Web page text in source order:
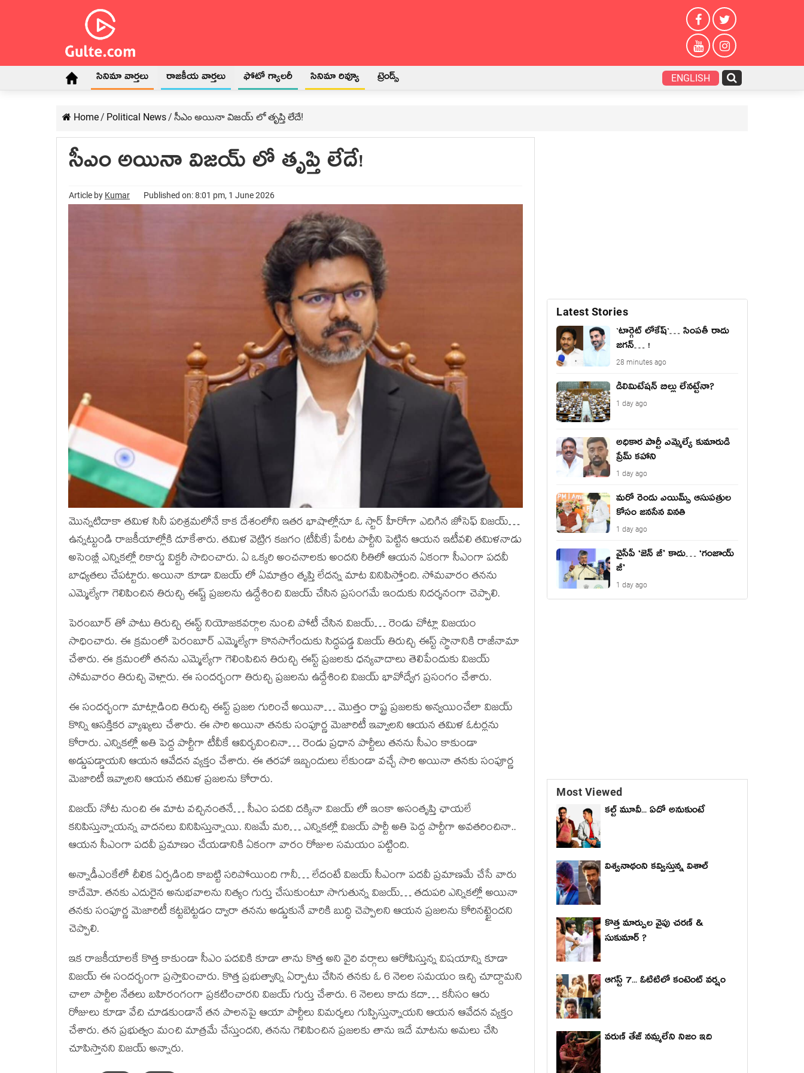
సినిమా వార్తలు రాజకీయ వార్తలు ఫోటో గ్యాలరీ సినిమా రివ్యూ ట్రెండ్స్ ENGLISH
Home/ Political News/ సీఎం అయినా విజయ్ లో తృప్తి లేదే!
సీఎం అయినా విజయ్ లో తృప్తి లేదే!
Article by Kumar Published on: 8:01 pm, 1 June 2026
మొన్నటిదాకా తమిళ సినీ పరిశ్రమలోనే కాక దేశంలోని ఇతర భాషాల్లోనూ ఓ స్టార్ హీరోగా ఎదిగిన జోసెఫ్ విజయ్…
ఉన్నట్టుండి రాజకీయాల్లోకి దూకేశారు. తమిళ వెట్రిగ కజగం (టీవీకే) పేరిట పార్టీని పెట్టిన ఆయన ఇటీవలి తమిళనాడు
అసెంబ్లీ ఎన్నికల్లో రికార్డు విక్టరీ సాదించారు. ఏ ఒక్కరి అంచనాలకు అందని రీతిలో ఆయన ఏకంగా సీఎంగా పదవీ
బాధ్యతలు చేపట్టారు. అయినా కూడా విజయ్ లో ఏమాత్రం తృప్తి లేదన్న మాట వినిపిస్తోంది. సోమవారం తనను
ఎమ్మెల్యేగా గెలిపించిన తిరుచ్చి ఈష్ట్ ప్రజలను ఉద్దేశించి విజయ్ చేసిన ప్రసంగమే ఇందుకు నిదర్శనంగా చెప్పాలి.
పెరంబూర్ తో పాటు తిరుచ్చి ఈస్ట్ నియోజకవర్గాల నుంచి పోటీ చేసిన విజయ్… రెండు చోట్లా విజయం
సాధించారు. ఈ క్రమంలో పెరంబూర్ ఎమ్మెల్యేగా కొనసాగేందుకు సిద్ధపడ్డ విజయ్ తిరుచ్చి ఈస్ట్ స్థానానికి రాజీనామా
చేశారు. ఈ క్రమంలో తనను ఎమ్మెల్యేగా గెలింపిచిన తిరుచ్చి ఈస్ట్ ప్రజలకు ధన్యవాదాలు తెలిపేందుకు విజయ్
సోమవారం తిరుచ్చి వెళ్లారు. ఈ సందర్భంగా తిరుచ్చి ప్రజలను ఉద్దేశించి విజయ్ భావోద్వేగ ప్రసంగం చేశారు.
ఈ సందర్భంగా మాట్లాడింది తిరుచ్చి ఈస్ట్ ప్రజల గురించే అయినా… మొత్తం రాష్ట్ర ప్రజలకు అన్వయించేలా విజయ్
కొన్ని ఆసక్తికర వ్యాఖ్యలు చేశారు. ఈ సారి అయినా తనకు సంపూర్ణ మెజారిటీ ఇవ్వాలని ఆయన తమిళ ఓటర్లను
కోరారు. ఎన్నికల్లో అతి పెద్ద పార్టీగా టీవీకే ఆవిర్భవించినా… రెండు ప్రధాన పార్టీలు తనను సీఎం కాకుండా
అడ్డుపడ్డాయని ఆయన ఆవేదన వ్యక్తం చేశారు. ఈ తరహా ఇబ్బందులు లేకుండా వచ్చే సారి అయినా తనకు సంపూర్ణ
మెజారిటీ ఇవ్వాలని ఆయన తమిళ ప్రజలను కోరారు.
విజయ్ నోట నుంచి ఈ మాట వచ్చినంతనే… సీఎం పదవి దక్కినా విజయ్ లో ఇంకా అసంతృప్తి ఛాయలే
కనిపిస్తున్నాయన్న వాదనలు వినిపిస్తున్నాయి. నిజమే మరి… ఎన్నికల్లో విజయ్ పార్టీ అతి పెద్ద పార్టీగా అవతరించినా..
ఆయన సీఎంగా పదవీ ప్రమాణం చేయడానికి ఏకంగా వారం రోజుల సమయం పట్టింది.
అన్నాడీఎంకేలో చీలిక ఏర్పడింది కాబట్టి సరిపోయింది గానీ… లేదంటే విజయ్ సీఎంగా పదవీ ప్రమాణమే చేసే వారు
కాదేమో. తనకు ఎదురైన అనుభవాలను నిత్యం గుర్తు చేసుకుంటూ సాగుతున్న విజయ్… తదుపరి ఎన్నికల్లో అయినా
తనకు సంపూర్ణ మెజారిటీ కట్టబెట్టడం ద్వారా తనను అడ్డుకునే వారికి బుద్ధి చెప్పాలని ఆయన ప్రజలను కోరినట్టైందని
చెప్పాలి.
ఇక రాజకీయాలకే కొత్త కాకుండా సీఎం పదవికి కూడా తాను కొత్త అని వైరి వర్గాలు ఆరోపిస్తున్న విషయాన్ని కూడా
విజయ్ ఈ సందర్భంగా ప్రస్తావించారు. కొత్త ప్రభుత్వాన్ని ఏర్పాటు చేసిన తనకు ఓ 6 నెలల సమయం ఇచ్చి చూద్దామని
చాలా పార్టీల నేతలు బహిరంగంగా ప్రకటించారని విజయ్ గుర్తు చేశారు. 6 నెలలు కాదు కదా… కనీసం ఆరు
రోజులు కూడా వేచి చూడకుండానే తన పాలనపై ఆయా పార్టీలు విమర్శలు గుప్పిస్తున్నాయని ఆయన ఆవేదన వ్యక్తం
చేశారు. తన ప్రభుత్వం మంచి మాత్రమే చేస్తుందని, తనను గెలిపించిన ప్రజలకు తాను ఇదే మాటను అమలు చేసి
చూపిస్తానని విజయ్ అన్నారు.
Latest Stories
`టార్గెట్ లోకేష్‌`… సింప‌తీ రాదు
జ‌గ‌న్‌… !
28 minutes ago
డీలిమిటేషన్ బిల్లు లేన‌ట్టేనా?
1 day ago
అధికార పార్టీ ఎమ్మెల్యే కుమారుడి
ప్రేమ్ కహాని
1 day ago
మరో రెండు ఎయిమ్స్ ఆసుపత్రుల
కోసం జనసేన వినతి
1 day ago
వైసీపీ ‘జెన్ జీ’ కాదు… ‘గంజాయ్
జీ’
1 day ago
Most Viewed
కల్ట్ మూవీ... ఏదో అనుకుంటే
విశ్వనాథంని కవ్విస్తున్న విశాల్
కొత్త మార్పుల వైపు చరణ్ &
సుకుమార్ ?
ఆగస్ట్ 7... ఓటిటిలో కంటెంట్ వర్షం
వరుణ్ తేజ్ నమ్మలేని నిజం ఇది